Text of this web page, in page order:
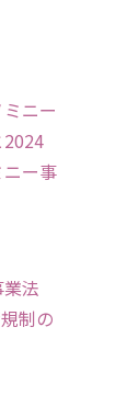
ニー
2024
ー事
法
制の